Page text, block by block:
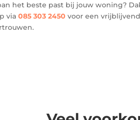
het beste past bij jouw woning?
via085 303 2450 voor een